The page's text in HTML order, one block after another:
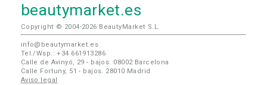
beautymarket.es
Copyright © 2004-2026 BeautyMarket S.L.
info@beautymarket.es
Tel./Wsp.: +34 661913286
Calle de Avinyó, 29 - bajos. 08002 Barcelona
Calle Fortuny, 51 - bajos. 28010 Madrid
Aviso legal